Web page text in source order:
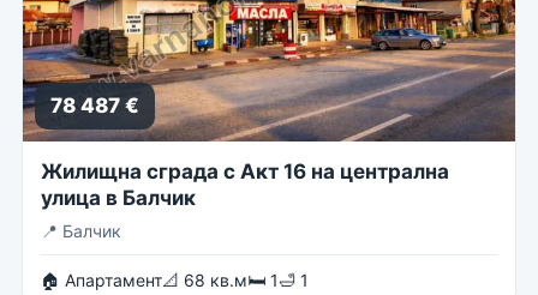
78 487 €
Жилищна сграда с Акт 16 на централна
улица в Балчик
📍 Балчик
🏠 Апартамент📐 68 кв.м🛏 1🛁 1